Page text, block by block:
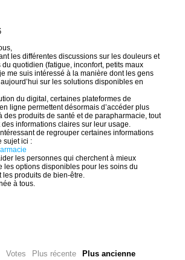
les différentes discussions sur les douleurs et
du quotidien (fatigue, inconfort, petits maux
me suis intéressé à la manière dont les gens
aujourd’hui sur les solutions disponibles en
du digital, certaines plateformes de
ligne permettent désormais d’accéder plus
des produits de santé et de parapharmacie, tout
informations claires sur leur usage.
de regrouper certaines informations
sujet ici :
les personnes qui cherchent à mieux
les options disponibles pour les soins du
les produits de bien-être.
à tous.
Votes Plus récente Plus ancienne